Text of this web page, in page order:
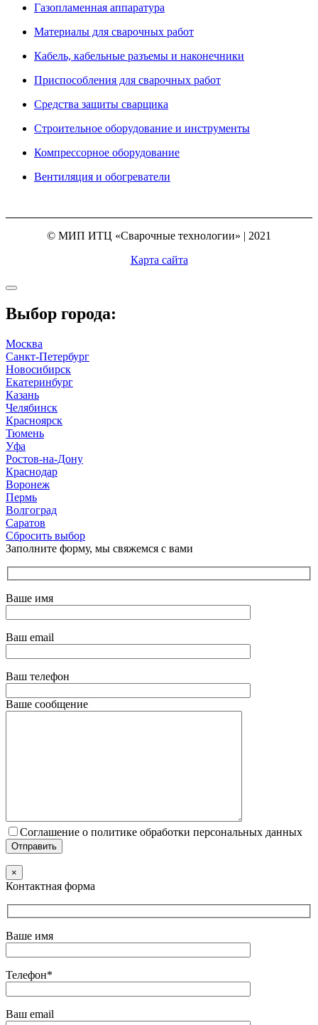
Газопламенная аппаратура
Материалы для сварочных работ
Кабель, кабельные разъемы и наконечники
Приспособления для сварочных работ
Средства защиты сварщика
Строительное оборудование и инструменты
Компрессорное оборудование
Вентиляция и обогреватели
© МИП ИТЦ «Сварочные технологии» | 2021
Карта сайта
Выбор города:
Москва
Санкт-Петербург
Новосибирск
Екатеринбург
Казань
Челябинск
Красноярск
Тюмень
Уфа
Ростов-на-Дону
Краснодар
Воронеж
Пермь
Волгоград
Саратов
Сбросить выбор
Заполните форму, мы свяжемся с вами
Ваше имя
Ваш email
Ваш телефон
Ваше сообщение
Соглашение о политике обработки персональных данных
×
Контактная форма
Ваше имя
Телефон*
Ваш email